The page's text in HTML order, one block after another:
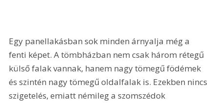
Egy panellakásban sok minden árnyalja még a
fenti képet. A tömbházban nem csak három rétegű
külső falak vannak, hanem nagy tömegű födémek
és szintén nagy tömegű oldalfalak is. Ezekben nincs
szigetelés, emiatt némileg a szomszédok